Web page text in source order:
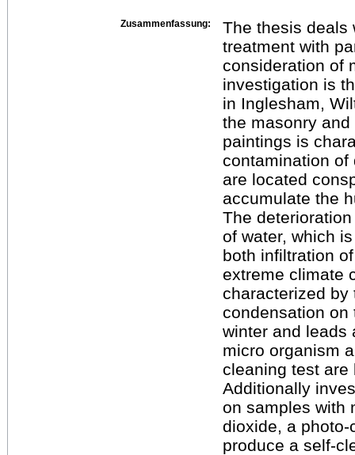
Zusammenfassung:
The thesis deals
treatment with
consideration of
investigation is
in Inglesham,
the masonry and
paintings is
contamination of
are located
accumulate the
The
of water, which
both infiltration
extreme climate
characterized by
condensation on
winter and leads
micro organism
cleaning test are
Additionally
on samples with
dioxide, a
produce a self-